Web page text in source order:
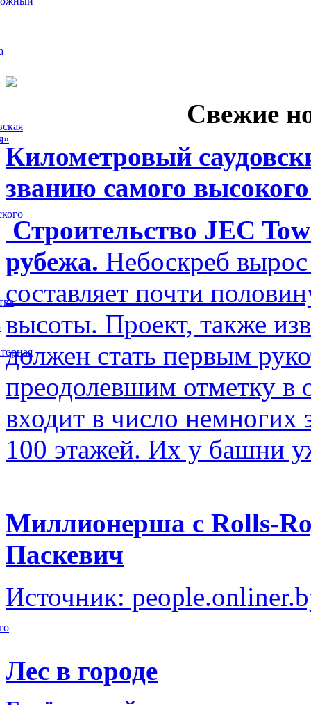
Свежие
Километровый
званию самого
Строительство JEC
рубежа. Небоскреб
составляет почти
высоты. Проект, также
должен стать первым
преодолевшим отметку в
входит в число
100 этажей. Их у башни
Миллионерша с Rolls-
Паскевич
Источник:
Лес в городе